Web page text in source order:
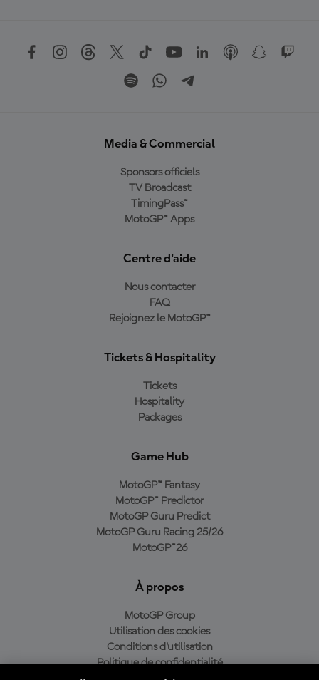
Media & Commercial
Sponsors officiels
TV Broadcast
TimingPass™
MotoGP™ Apps
Centre d'aide
Nous contacter
FAQ
Rejoignez le MotoGP™
Tickets & Hospitality
Tickets
Hospitality
Packages
Game Hub
MotoGP™ Fantasy
MotoGP™ Predictor
MotoGP Guru Predict
MotoGP Guru Racing 25/26
MotoGP™26
À propos
MotoGP Group
Utilisation des cookies
Conditions d'utilisation
Politique de confidentialité